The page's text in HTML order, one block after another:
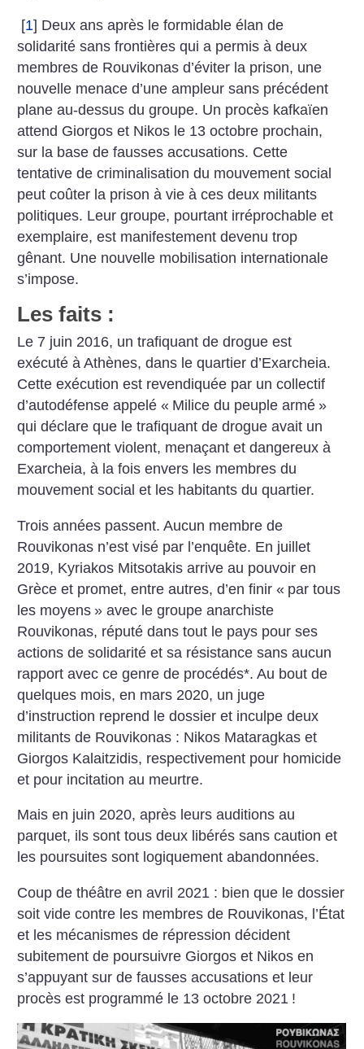
[1] Deux ans après le formidable élan de
solidarité sans frontières qui a permis à deux
membres de Rouvikonas d’éviter la prison, une
nouvelle menace d’une ampleur sans précédent
plane au-dessus du groupe. Un procès kafkaïen
attend Giorgos et Nikos le 13 octobre prochain,
sur la base de fausses accusations. Cette
tentative de criminalisation du mouvement social
peut coûter la prison à vie à ces deux militants
politiques. Leur groupe, pourtant irréprochable et
exemplaire, est manifestement devenu trop
gênant. Une nouvelle mobilisation internationale
s’impose.
Les faits :
Le 7 juin 2016, un trafiquant de drogue est
exécuté à Athènes, dans le quartier d’Exarcheia.
Cette exécution est revendiquée par un collectif
d’autodéfense appelé « Milice du peuple armé »
qui déclare que le trafiquant de drogue avait un
comportement violent, menaçant et dangereux à
Exarcheia, à la fois envers les membres du
mouvement social et les habitants du quartier.
Trois années passent. Aucun membre de
Rouvikonas n’est visé par l’enquête. En juillet
2019, Kyriakos Mitsotakis arrive au pouvoir en
Grèce et promet, entre autres, d’en finir « par tous
les moyens » avec le groupe anarchiste
Rouvikonas, réputé dans tout le pays pour ses
actions de solidarité et sa résistance sans aucun
rapport avec ce genre de procédés*. Au bout de
quelques mois, en mars 2020, un juge
d’instruction reprend le dossier et inculpe deux
militants de Rouvikonas : Nikos Mataragkas et
Giorgos Kalaitzidis, respectivement pour homicide
et pour incitation au meurtre.
Mais en juin 2020, après leurs auditions au
parquet, ils sont tous deux libérés sans caution et
les poursuites sont logiquement abandonnées.
Coup de théâtre en avril 2021 : bien que le dossier
soit vide contre les membres de Rouvikonas, l’État
et les mécanismes de répression décident
subitement de poursuivre Giorgos et Nikos en
s’appuyant sur de fausses accusations et leur
procès est programmé le 13 octobre 2021 !